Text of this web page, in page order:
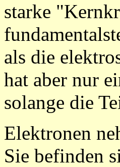
starke
als die
hat aber nur
solange die
Elektronen
Sie befinden